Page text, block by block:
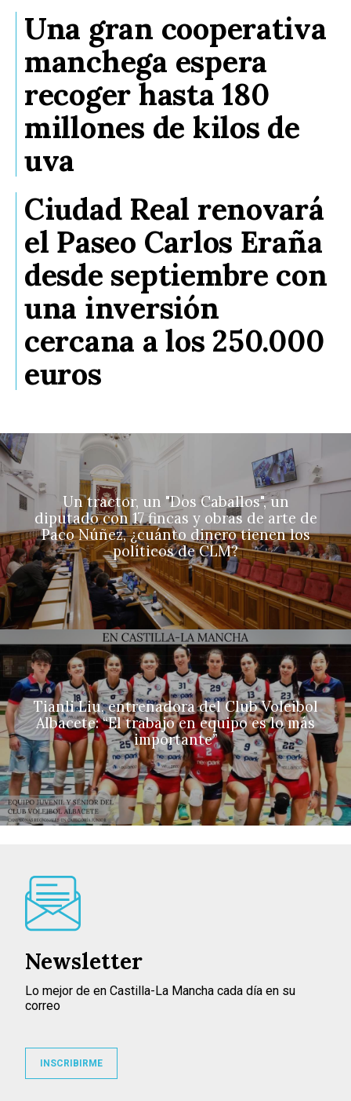
Una gran cooperativa
manchega espera
recoger hasta 180
millones de kilos de
uva
Ciudad Real renovará
el Paseo Carlos Eraña
desde septiembre con
una inversión
cercana a los 250.000
euros
Un tractor, un "Dos Caballos", un
diputado con 17 fincas y obras de arte de
Paco Núñez, ¿cuánto dinero tienen los
políticos de CLM?
Tianli Liu, entrenadora del Club Voleibol
Albacete: “El trabajo en equipo es lo más
importante”
Newsletter
Lo mejor de en Castilla-La Mancha cada día en su
correo
INSCRIBIRME